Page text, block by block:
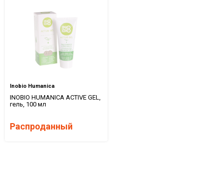
Inobio Humanica
INOBIO HUMANICA ACTIVE GEL,
гель, 100 мл
Распроданный